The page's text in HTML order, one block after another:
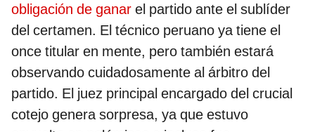
obligación de ganar el partido ante el sublíder
del certamen. El técnico peruano ya tiene el
once titular en mente, pero también estará
observando cuidadosamente al árbitro del
partido. El juez principal encargado del crucial
cotejo genera sorpresa, ya que estuvo